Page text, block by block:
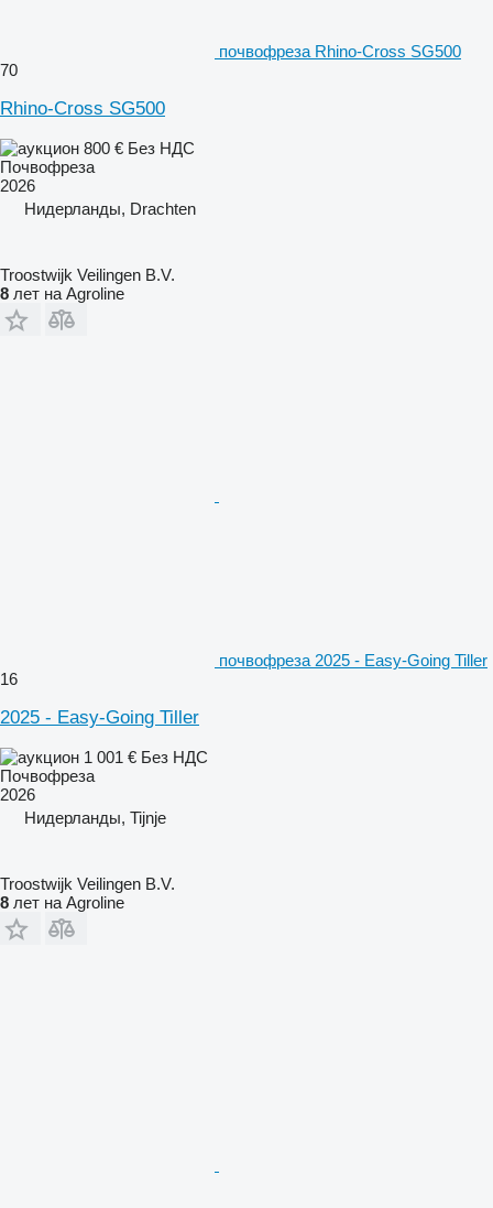
почвофреза Rhino-Cross SG500
70
Rhino-Cross SG500
800 € Без НДС
Почвофреза
2026
Нидерланды, Drachten
Troostwijk Veilingen B.V.
8 лет на Agroline
почвофреза 2025 - Easy-Going Tiller
16
2025 - Easy-Going Tiller
1 001 € Без НДС
Почвофреза
2026
Нидерланды, Tijnje
Troostwijk Veilingen B.V.
8 лет на Agroline